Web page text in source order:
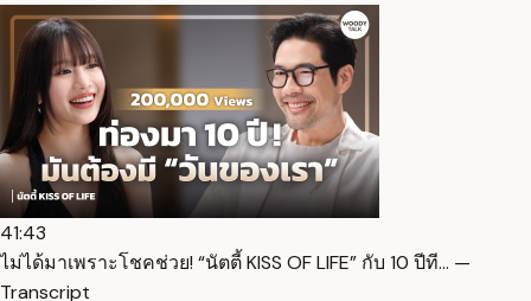
41:43
ไม่ได้มาเพราะโชคช่วย! “นัตตี้ KISS OF LIFE” กับ 10 ปีที… —
Transcript